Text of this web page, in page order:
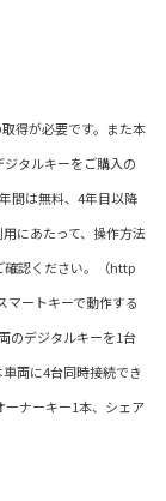
得が必要です。また本
タルキーをご購入の
間は無料、4年目以降
にあたって、操作方法
確認ください。（http
ートキーで動作する
のデジタルキーを1台
両に4台同時接続でき
ーナーキー1本、シェア